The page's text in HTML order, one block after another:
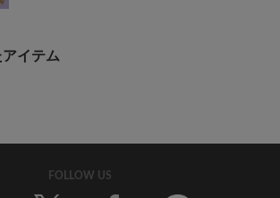
イテム
FOLLOW US